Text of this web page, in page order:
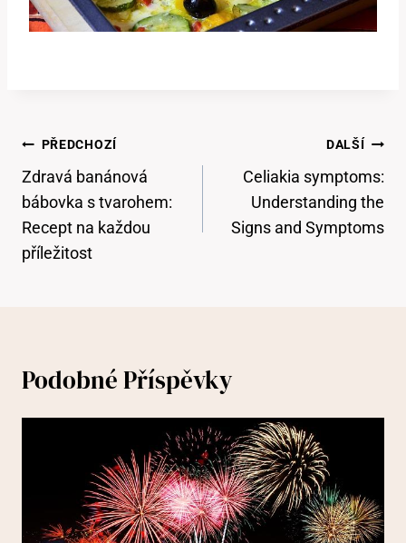
Navigace
Pro
Příspěvek
PŘEDCHOZÍ
Zdravá banánová
bábovka s tvarohem:
Recept na každou
příležitost
DALŠÍ
Celiakia symptoms:
Understanding the
Signs and Symptoms
Podobné Příspěvky